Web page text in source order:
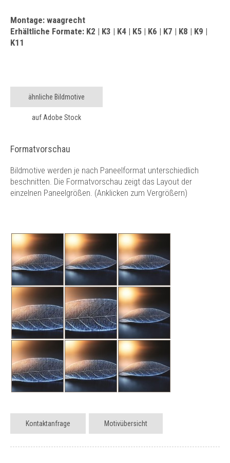
Montage: waagrecht
Erhältliche Formate: K2 | K3 | K4 | K5 | K6 | K7 | K8 | K9 |
K11
ähnliche Bildmotive
auf Adobe Stock
Formatvorschau
Bildmotive werden je nach Paneelformat unterschiedlich
beschnitten. Die Formatvorschau zeigt das Layout der
einzelnen Paneelgrößen. (Anklicken zum Vergrößern)
Kontaktanfrage Motivübersicht